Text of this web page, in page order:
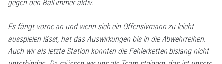
gegen den Ball immer aktiv.
Es fängt vorne an und wenn sich ein Offensivmann zu leicht
ausspielen lässt, hat das Auswirkungen bis in die Abwehrreihen.
Auch wir als letzte Station konnten die Fehlerketten bislang nicht